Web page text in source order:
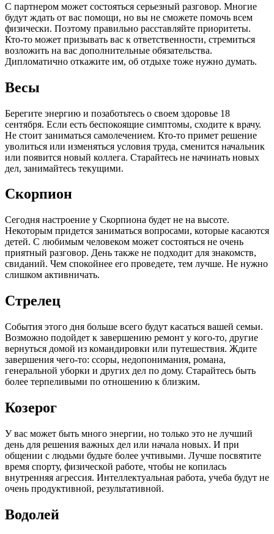
С партнером может состояться серьезный разговор. Многие
будут ждать от вас помощи, но вы не сможете помочь всем
физически. Поэтому правильно расставляйте приоритеты.
Кто-то может призывать вас к ответственности, стремиться
возложить на вас дополнительные обязательства.
Дипломатично откажите им, об отдыхе тоже нужно думать.
Весы
Берегите энергию и позаботьтесь о своем здоровье 18
сентября. Если есть беспокоящие симптомы, сходите к врачу.
Не стоит заниматься самолечением. Кто-то примет решение
уволиться или изменяться условия труда, сменится начальник
или появится новый коллега. Старайтесь не начинать новых
дел, занимайтесь текущими.
Скорпион
Сегодня настроение у Скорпиона будет не на высоте.
Некоторым придется заниматься вопросами, которые касаются
детей. С любимым человеком может состояться не очень
приятный разговор. День также не подходит для знакомств,
свиданий. Чем спокойнее его проведете, тем лучше. Не нужно
слишком активничать.
Стрелец
События этого дня больше всего будут касаться вашей семьи.
Возможно подойдет к завершению ремонт у кого-то, другие
вернуться домой из командировки или путешествия. Ждите
завершения чего-то: ссоры, недопонимания, романа,
генеральной уборки и других дел по дому. Старайтесь быть
более терпеливыми по отношению к близким.
Козерог
У вас может быть много энергии, но только это не лучший
день для решения важных дел или начала новых. И при
общении с людьми будьте более учтивыми. Лучше посвятите
время спорту, физической работе, чтобы не копилась
внутренняя агрессия. Интеллектуальная работа, учеба будут не
очень продуктивной, результативной.
Водолей